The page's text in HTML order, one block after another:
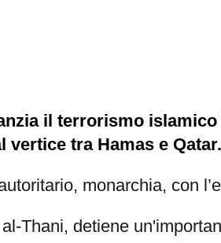
il terrorismo
tra Hamas e Qatar.
monarchia, con
Thani, detiene